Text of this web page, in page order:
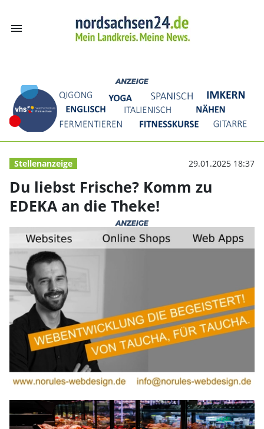
menu Du liebst
Stellenanzeige 29.01.2025 18:37
Du liebst Frische? Komm zu
EDEKA an die Theke!